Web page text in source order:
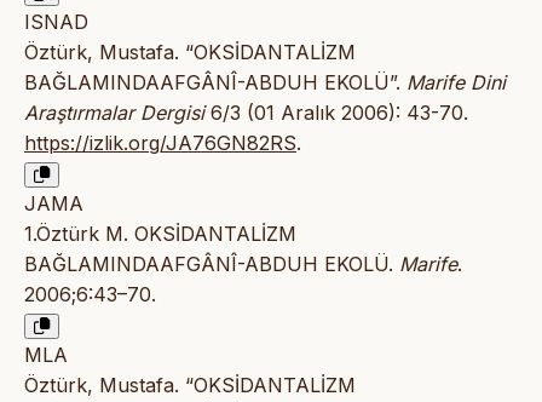
ISNAD
Öztürk, Mustafa. “OKSİDANTALİZM
BAĞLAMINDAAFGÂNÎ-ABDUH EKOLÜ”. Marife Dini
Araştırmalar Dergisi6/3 (01 Aralık 2006): 43-70.
https://izlik.org/JA76GN82RS.
JAMA
1.Öztürk M. OKSİDANTALİZM
BAĞLAMINDAAFGÂNÎ-ABDUH EKOLÜ. Marife.
2006;6:43–70.
MLA
Öztürk, Mustafa. “OKSİDANTALİZM